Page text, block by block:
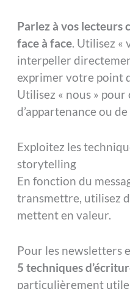
Parlez à vos lecteurs
face à face. Utilisez «
interpeller
exprimer votre point
Utilisez « nous »
d’appartenance ou
Exploitez les
storytelling
En fonction du
transmettre, utilisez
mettent en valeur.
Pour les newsletters
5 techniques
particulièrement